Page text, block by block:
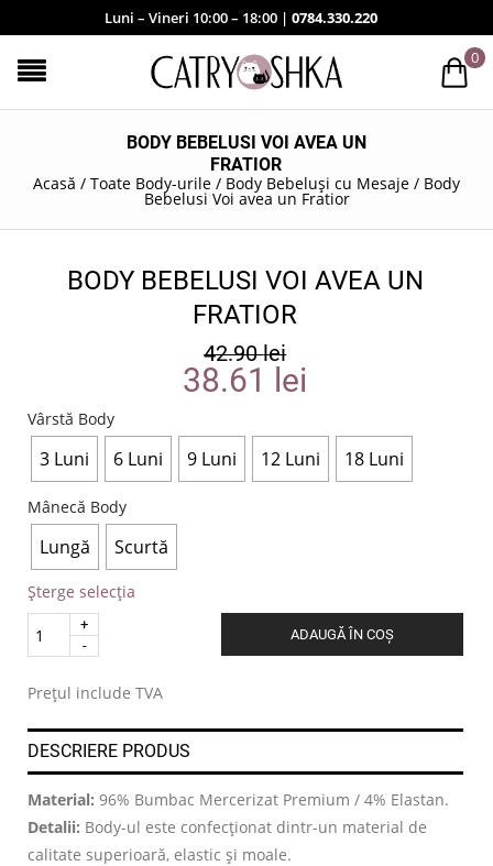
Luni – Vineri 10:00 – 18:00 | 0784.330.220
0
BODY BEBELUSI VOI AVEA UN
FRATIOR
Acasă / Toate Body-urile / Body Bebeluși cu Mesaje / Body
Bebelusi Voi avea un Fratior
BODY BEBELUSI VOI AVEA UN
FRATIOR
42.90lei
38.61 lei
Vârstă Body
3 Luni 6 Luni 9 Luni 12 Luni 18 Luni
Mânecă Body
Lungă Scurtă
Șterge selecția
Quantity
ADAUGĂ ÎN COȘ
Prețul include TVA
DESCRIERE PRODUS
Material: 96% Bumbac Mercerizat Premium / 4% Elastan.
Detalii: Body-ul este confecționat dintr-un material de
calitate superioară, elastic și moale.